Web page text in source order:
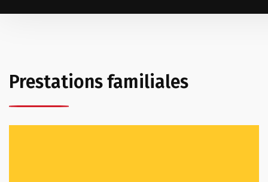
Prestations familiales